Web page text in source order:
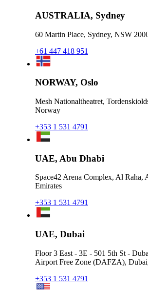
AUSTRALIA, Sydney
60 Martin Place, Sydney, NSW
+61 447 418 951
NORWAY, Oslo
Mesh Nationaltheatret,
Norway
+353 1 531 4791
UAE, Abu Dhabi
Space42 Arena Complex, Al
Emirates
+353 1 531 4791
UAE, Dubai
Floor 3 East - 3E - 501 5th St -
Airport Free Zone (DAFZA),
+353 1 531 4791